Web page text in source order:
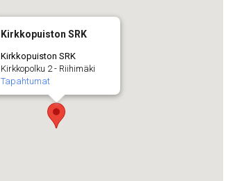
Kirkkopuiston SRK
Kirkkopuiston SRK
Kirkkopolku 2 - Riihimäki
Tapahtumat